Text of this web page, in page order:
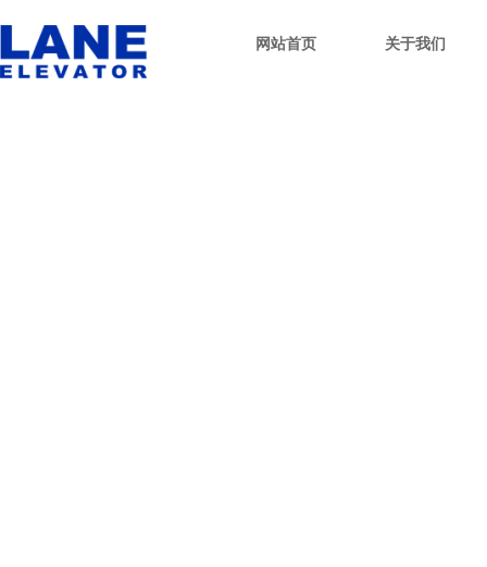
网站首页 关于我们